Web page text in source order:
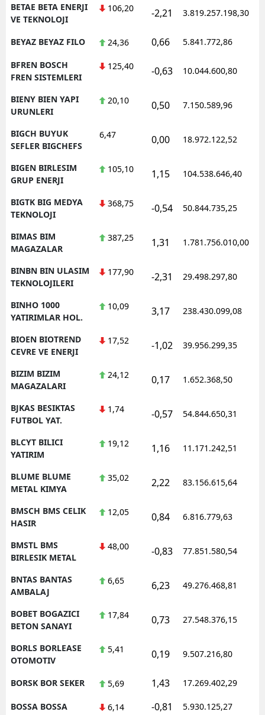
BETAE BETA ENERJI
VE TEKNOLOJI
106,20 -2,21 3.819.257.198,30
BEYAZ BEYAZ FILO 24,36 0,66 5.841.772,86
BFREN BOSCH
FREN SISTEMLERI
125,40 -0,63 10.044.600,80
BIENY BIEN YAPI
URUNLERI
20,10 0,50 7.150.589,96
BIGCH BUYUK
SEFLER BIGCHEFS
6,47 0,00 18.972.122,52
BIGEN BIRLESIM
GRUP ENERJI
105,10 1,15 104.538.646,40
BIGTK BIG MEDYA
TEKNOLOJI
368,75 -0,54 50.844.735,25
BIMAS BIM
MAGAZALAR
387,25 1,31 1.781.756.010,00
BINBN BIN ULASIM
TEKNOLOJILERI
177,90 -2,31 29.498.297,80
BINHO 1000
YATIRIMLAR HOL.
10,09 3,17 238.430.099,08
BIOEN BIOTREND
CEVRE VE ENERJI
17,52 -1,02 39.956.299,35
BIZIM BIZIM
MAGAZALARI
24,12 0,17 1.652.368,50
BJKAS BESIKTAS
FUTBOL YAT.
1,74 -0,57 54.844.650,31
BLCYT BILICI
YATIRIM
19,12 1,16 11.171.242,51
BLUME BLUME
METAL KIMYA
35,02 2,22 83.156.615,64
BMSCH BMS CELIK
HASIR
12,05 0,84 6.816.779,63
BMSTL BMS
BIRLESIK METAL
48,00 -0,83 77.851.580,54
BNTAS BANTAS
AMBALAJ
6,65 6,23 49.276.468,81
BOBET BOGAZICI
BETON SANAYI
17,84 0,73 27.548.376,15
BORLS BORLEASE
OTOMOTIV
5,41 0,19 9.507.216,80
BORSK BOR SEKER 5,69 1,43 17.269.402,29
BOSSA BOSSA 6,14 -0,81 5.930.125,27